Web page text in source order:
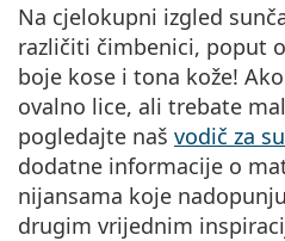
Na cjelokupni izgled
različiti čimbenici, poput
boje kose i tona kože!
ovalno lice, ali trebate
pogledajte naš vodič za
dodatne informacije o
nijansama koje
drugim vrijednim